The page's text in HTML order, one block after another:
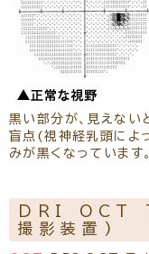
黒い部分が、見えない
盲点(視神経乳頭によ
みが黒くなっています。
DRI OCT
撮影装置)